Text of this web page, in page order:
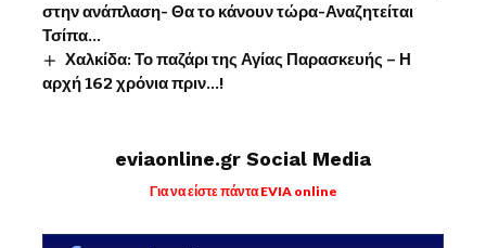
στην ανάπλαση- Θα το κάνουν τώρα-Αναζητείται
Τσίπα…
Χαλκίδα: Το παζάρι της Αγίας Παρασκευής – Η
αρχή 162 χρόνια πριν…!
eviaonline.gr Social Media
Για να είστε πάντα EVIA online